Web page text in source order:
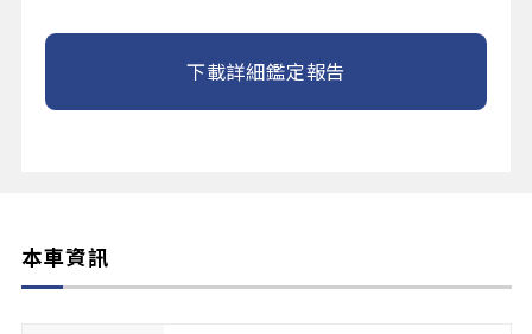
下載詳細鑑定報告
本車資訊